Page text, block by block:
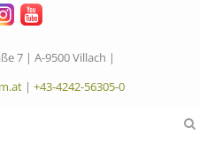
7 | A-9500 Villach |
| +43-4242-56305-0